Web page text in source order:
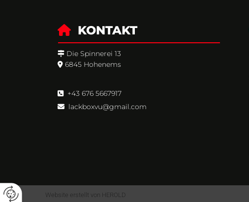
 KONTAKT
 Die Spinnerei 13
 6845 Hohenems
 +43 676 5667917
 lackboxvu@gmail.com
Website erstellt von HEROLD